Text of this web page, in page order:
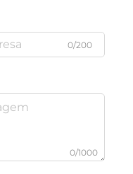
0/200
0/1000